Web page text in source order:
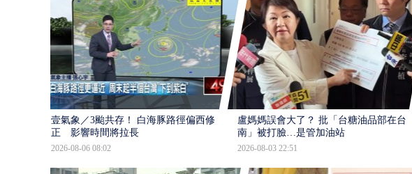
壹氣象／3颱共存！ 白海豚路徑偏西修
正 影響時間將拉長
2026-08-06 08:02
盧媽媽誤會大了？ 批「台糖油品部在台
南」被打臉…是管加油站
2026-08-03 22:51